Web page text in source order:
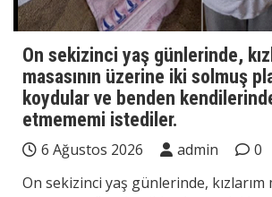
On sekizinci yaş günlerinde,
masasının üzerine iki solmuş
koydular ve benden
etmememi istediler.
6 Ağustos 2026 admin
0
On sekizinci yaş günlerinde,